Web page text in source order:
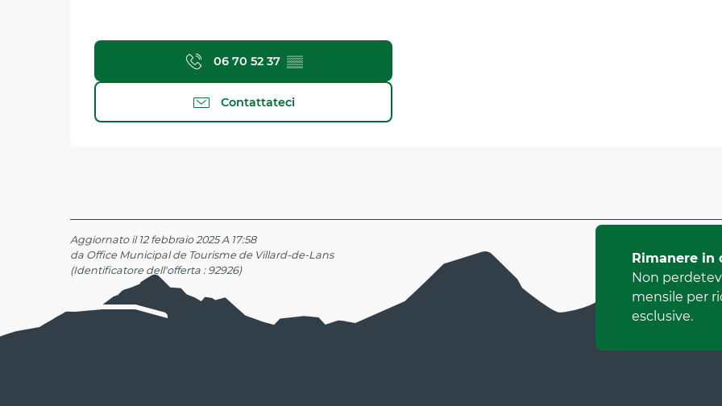
06 70 52 37 ▒▒
Contattateci
Aggiornato il 12 febbraio 2025 A 17:58
da Office Municipal de Tourisme de Villard-de-Lans
(Identificatore dell'offerta : 92926)
Rimanere in
Non
mensile per
esclusive.